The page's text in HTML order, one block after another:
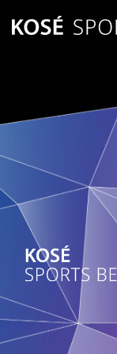
2026.08.06
＜ask BCU＞
ジムに行く日
の4STEPメイ